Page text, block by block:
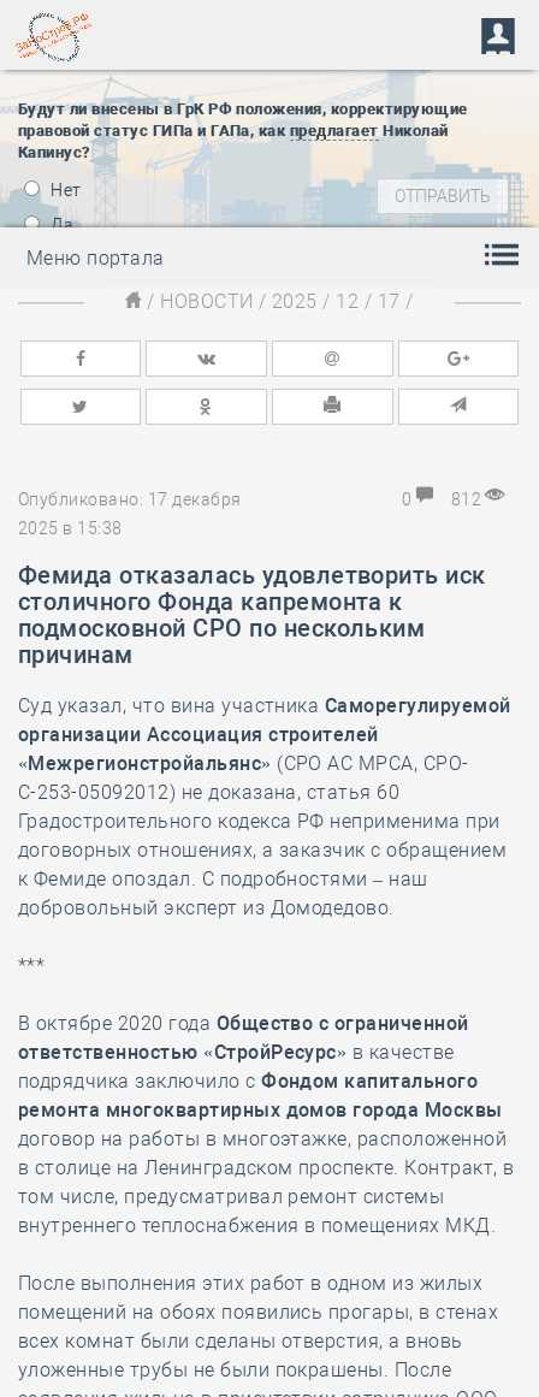
Будут ли внесены в ГрК РФ положения, корректирующие
правовой статус ГИПа и ГАПа, как предлагает Николай
Капинус?
Нет
Да
Меню портала
/ НОВОСТИ / 2025 / 12 / 17 /
Опубликовано: 17 декабря
2025 в 15:38
0 812
Фемида отказалась удовлетворить иск
столичного Фонда капремонта к
подмосковной СРО по нескольким
причинам
Суд указал, что вина участника Саморегулируемой
организации Ассоциация строителей
«Межрегионстройальянс» (СРО АС МРСА, СРО-
С-253-05092012) не доказана, статья 60
Градостроительного кодекса РФ неприменима при
договорных отношениях, а заказчик с обращением
к Фемиде опоздал. С подробностями – наш
добровольный эксперт из Домодедово.
***
В октябре 2020 года Общество с ограниченной
ответственностью «СтройРесурс» в качестве
подрядчика заключило сФондом капитального
ремонта многоквартирных домов города Москвы
договор на работы в многоэтажке, расположенной
в столице на Ленинградском проспекте. Контракт, в
том числе, предусматривал ремонт системы
внутреннего теплоснабжения в помещениях МКД.
После выполнения этих работ в одном из жилых
помещений на обоях появились прогары, в стенах
всех комнат были сделаны отверстия, а вновь
уложенные трубы не были покрашены. После